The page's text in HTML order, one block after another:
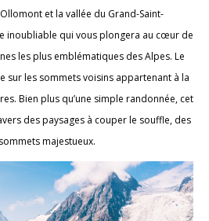
et la vallée du Grand-Saint-
inoubliable qui vous plongera au cœur de
les plus emblématiques des Alpes. Le
sur les sommets voisins appartenant à la
Bien plus qu’une simple randonnée, cet
des paysages à couper le souffle, des
majestueux.